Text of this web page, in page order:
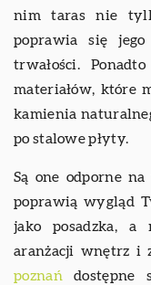
nim taras nie
poprawia się
trwałości.
materiałów, które
kamienia
po stalowe płyty.
Są one odporne
poprawią wygląd
jako posadzka, a
aranżacji wnętrz i
poznańdostępne